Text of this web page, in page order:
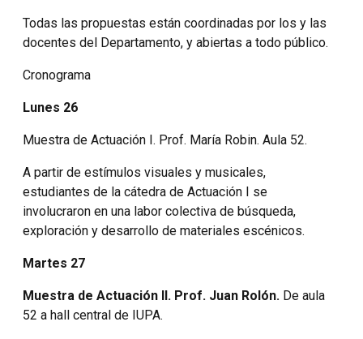
Todas las propuestas están coordinadas por los y las
docentes del Departamento, y abiertas a todo público.
Cronograma
Lunes 26
Muestra de Actuación I. Prof. María Robin. Aula 52.
A partir de estímulos visuales y musicales,
estudiantes de la cátedra de Actuación I se
involucraron en una labor colectiva de búsqueda,
exploración y desarrollo de materiales escénicos.
Martes 27
Muestra de Actuación II. Prof. Juan Rolón. De aula
52 a hall central de IUPA.